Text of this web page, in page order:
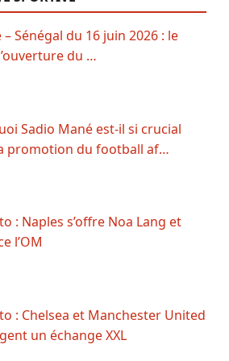
– Sénégal du 16 juin 2026 : le
du …
Sadio Mané est-il si crucial
promotion du football af…
: Naples s’offre Noa Lang et
l’OM
: Chelsea et Manchester United
un échange XXL